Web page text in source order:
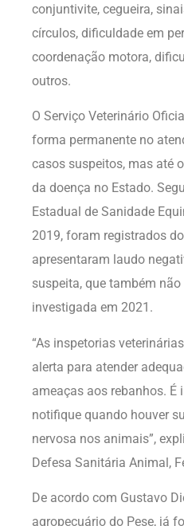
conjuntivite, cegueira,
círculos, dificuldade em
coordenação motora,
outros.
O Serviço Veterinário
forma permanente no
casos suspeitos, mas até
da doença no Estado.
Estadual de Sanidade
2019, foram registrados
apresentaram laudo
suspeita, que também
investigada em 2021.
“As inspetorias
alerta para atender
ameaças aos rebanhos.
notifique quando houver
nervosa nos animais”,
Defesa Sanitária Animal,
De acordo com Gustavo
agropecuário do Pese, já